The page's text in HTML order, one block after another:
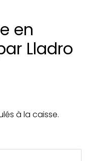
en
Lladro
à la caisse.